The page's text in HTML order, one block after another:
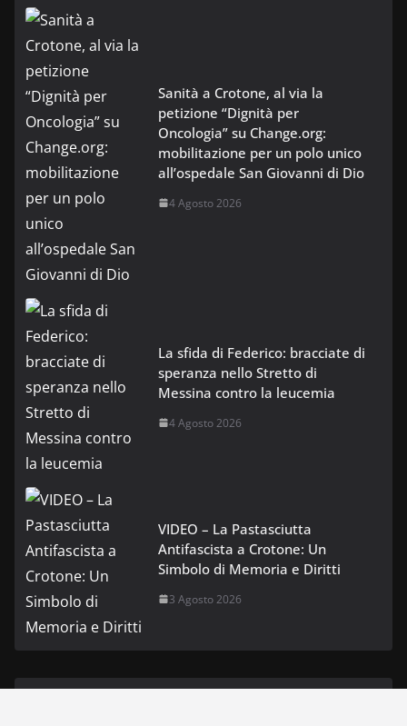
Sanità a Crotone, al via la
petizione “Dignità per
Oncologia” su Change.org:
mobilitazione per un polo unico
all’ospedale San Giovanni di Dio
4 Agosto 2026
La sfida di Federico: bracciate di
speranza nello Stretto di
Messina contro la leucemia
4 Agosto 2026
VIDEO – La Pastasciutta
Antifascista a Crotone: Un
Simbolo di Memoria e Diritti
3 Agosto 2026